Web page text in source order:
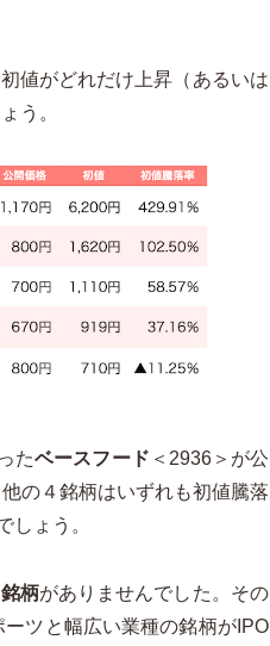
値がどれだけ上昇（あるいは
う。
たベースフード ＜2936＞が公
の４銘柄はいずれも初値騰落
しょう。
柄がありませんでした。その
ツと幅広い業種の銘柄がIPO